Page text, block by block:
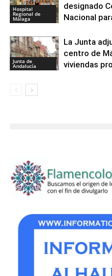
Hospital
Regional de
Málaga
designado
Nacional
Junta de
Andalucía
La Junta
centro de
viviendas